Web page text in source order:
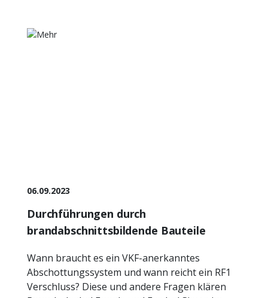
06.09.2023
Durchführungen durch
brandabschnittsbildende Bauteile
Wann braucht es ein VKF-anerkanntes
Abschottungssystem und wann reicht ein RF1
Verschluss? Diese und andere Fragen klären